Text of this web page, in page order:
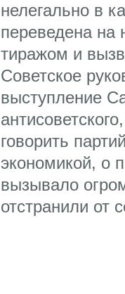
нелегально в
переведена на
тиражом и
Советское
выступление
говорить
экономикой, о
вызывало
отстранили от